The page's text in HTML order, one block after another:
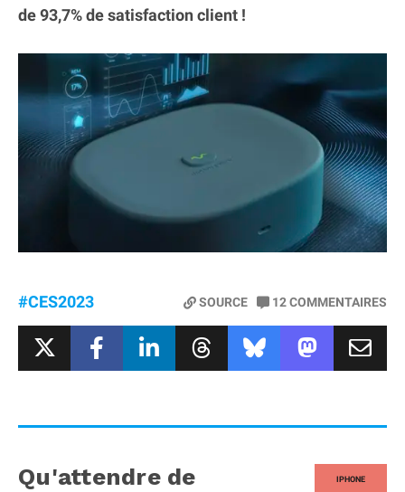
de 93,7% de satisfaction client !
#CES2023 SOURCE 12COMMENTAIRES
IPHONE
Qu'attendre de